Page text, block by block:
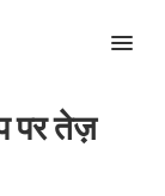
पर तेज़